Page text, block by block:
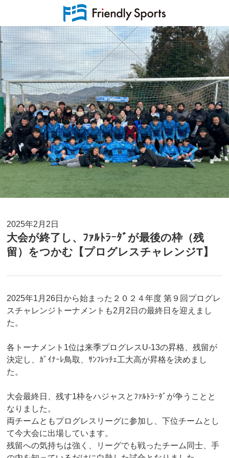
2025年2月2日
大会が終了し、ﾌｧﾙﾄﾗｰﾀﾞが最後の枠（残
留）をつかむ【プログレスチャレンジT】
2025年1月26日から始まった２０２４年度 第９回プログレ
スチャレンジトーナメントも2月2日の最終日を迎えまし
た。
各トーナメント1位は来季プログレスU-13の昇格、残留が
決定し、ｶﾞｲﾅｰﾚ鳥取、ｻﾝﾌﾚｯﾁｪ工大高が昇格を決めまし
た。
大会最終日、残す1枠をハジャスとﾌｧﾙﾄﾗｰﾀﾞが争うことと
なりました。
両チームともプログレスリーグに参加し、下位チームとし
て今大会に出場しています。
残留への気持ちは強く、リーグでも戦ったチーム同士、手